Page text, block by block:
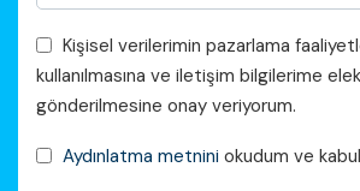
Pazarlama
Faaliyetleri
Onayı
Kişisel verilerimin pazarlama
kullanılmasına ve iletişim bilgilerime
gönderilmesine onay veriyorum.
KVKKAydınlatma metnini okudum ve